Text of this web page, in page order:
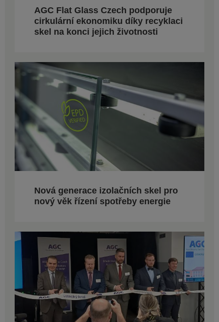
AGC Flat Glass Czech podporuje
cirkulární ekonomiku díky recyklaci
skel na konci jejich životnosti
Nová generace izolačních skel pro
nový věk řízení spotřeby energie